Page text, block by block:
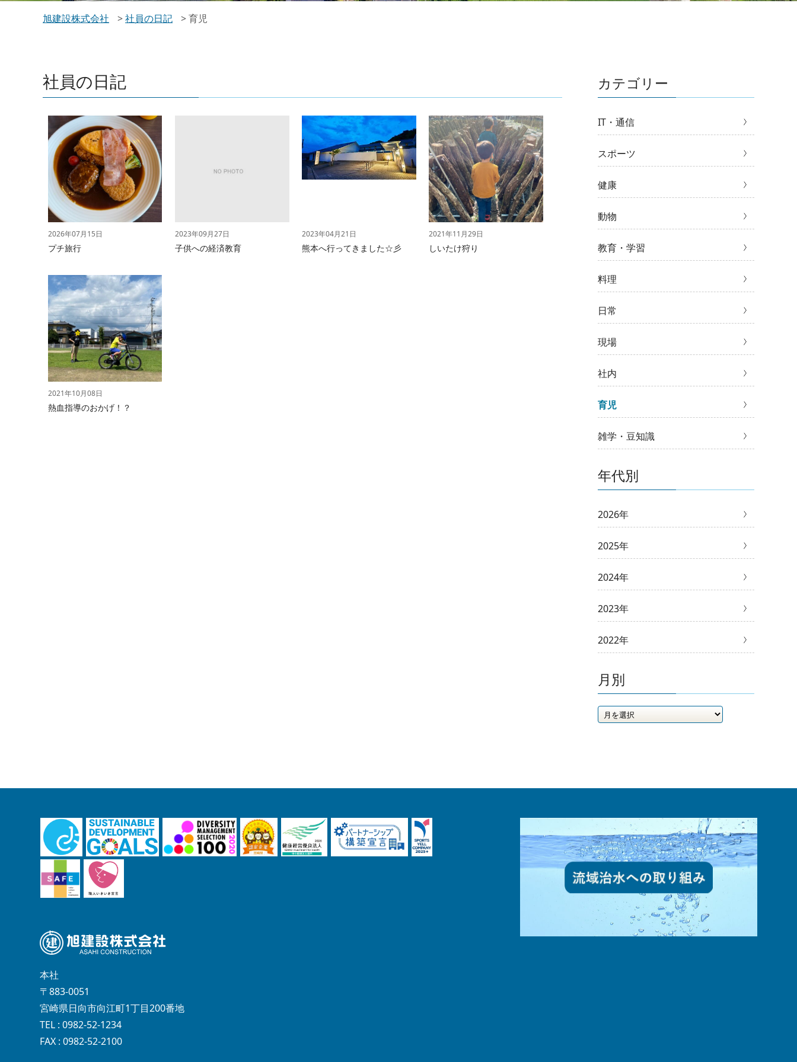
旭建設株式会社 >社員の日記 >育児
社員の日記
2026年07月15日
プチ旅行
2023年09月27日
子供への経済教育
2023年04月21日
熊本へ行ってきました☆彡
2021年11月29日
しいたけ狩り
2021年10月08日
熱血指導のおかげ！？
カテゴリー
IT・通信
スポーツ
健康
動物
教育・学習
料理
日常
現場
社内
育児
雑学・豆知識
年代別
2026年
2025年
2024年
2023年
2022年
月別
本社
〒883-0051
宮崎県日向市向江町1丁目200番地
TEL : 0982-52-1234
FAX : 0982-52-2100